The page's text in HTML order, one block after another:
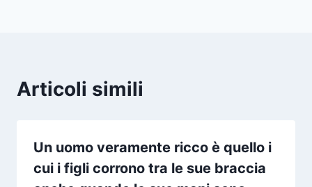
Articoli simili
Un uomo veramente ricco è quello i
cui i figli corrono tra le sue braccia